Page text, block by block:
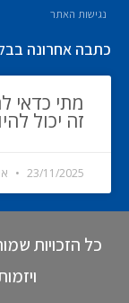
נגישות האתר
כתבה אחרונה
מתי כדאי
זה יכול
23/11/2025
כל הזכויות
ויזמות